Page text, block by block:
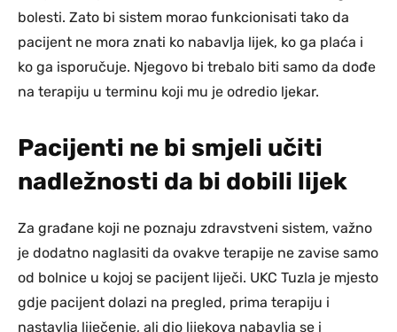
bolesti. Zato bi sistem morao funkcionisati tako da
pacijent ne mora znati ko nabavlja lijek, ko ga plaća i
ko ga isporučuje. Njegovo bi trebalo biti samo da dođe
na terapiju u terminu koji mu je odredio ljekar.
Pacijenti ne bi smjeli učiti
nadležnosti da bi dobili lijek
Za građane koji ne poznaju zdravstveni sistem, važno
je dodatno naglasiti da ovakve terapije ne zavise samo
od bolnice u kojoj se pacijent liječi. UKC Tuzla je mjesto
gdje pacijent dolazi na pregled, prima terapiju i
nastavlja liječenje, ali dio lijekova nabavlja se i